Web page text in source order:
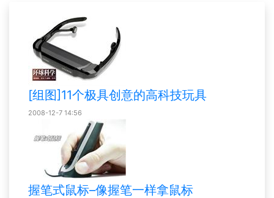
[组图]11个极具创意的高科技玩具
2008-12-7 14:56
握笔式鼠标–像握笔一样拿鼠标